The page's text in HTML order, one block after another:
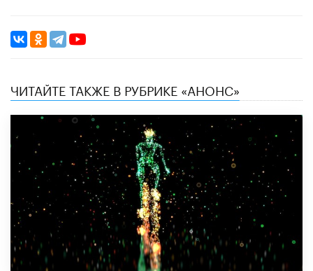
ЧИТАЙТЕ ТАКЖЕ В РУБРИКЕ «АНОНС»